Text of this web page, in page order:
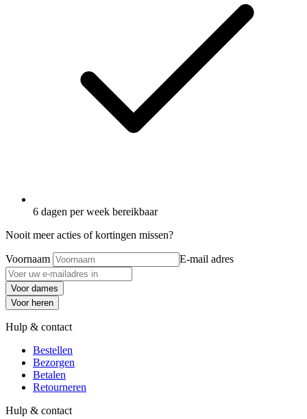
6 dagen per week bereikbaar
Nooit meer acties of kortingen missen?
Voornaam E-mail adres
Voor dames
Voor heren
Hulp & contact
Bestellen
Bezorgen
Betalen
Retourneren
Hulp & contact